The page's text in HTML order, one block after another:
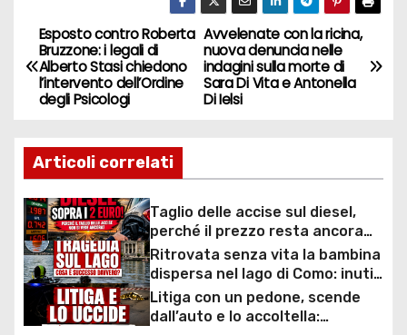
N
a
i
g
a
z
i
Avvelenate con la ricina,
nuova denuncia nelle
indagini sulla morte di
Sara Di Vita e Antonella
Di Ielsi
Esposto contro Roberta
Bruzzone: i legali di
Alberto Stasi chiedono
l’intervento dell’Ordine
degli Psicologi
Articoli correlati
Taglio delle accise sul diesel,
perché il prezzo resta ancora
sopra i 2 euro nonostante lo
sconto deciso dal Governo
Ritrovata senza vita la bambina
dispersa nel lago di Como: inutili
ore di ricerche dei
sommozzatori
Litiga con un pedone, scende
dall’auto e lo accoltella: